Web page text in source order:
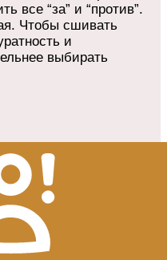
все “за” и “против”.
Чтобы сшивать
и
выбирать